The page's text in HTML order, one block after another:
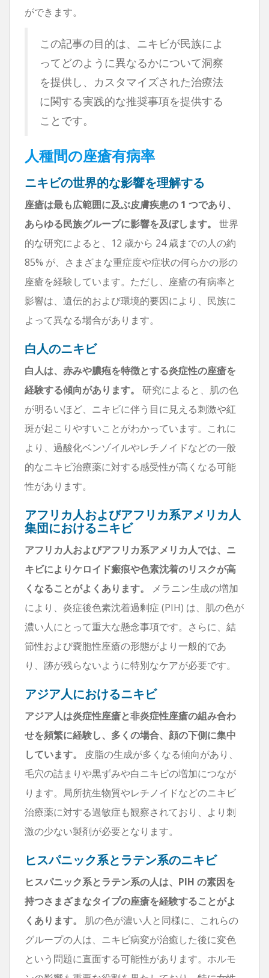
ができます。
この記事の目的は、ニキビが民族によ
ってどのように異なるかについて洞察
を提供し、カスタマイズされた治療法
に関する実践的な推奨事項を提供する
ことです。
人種間の座瘡有病率
ニキビの世界的な影響を理解する
座瘡は最も広範囲に及ぶ皮膚疾患の 1 つであり、
あらゆる民族グループに影響を及ぼします。
世界
的な研究によると、12 歳から 24 歳までの人の約
85% が、さまざまな重症度や症状の何らかの形の
座瘡を経験しています。ただし、座瘡の有病率と
影響は、遺伝的および環境的要因により、民族に
よって異なる場合があります。
白人のニキビ
白人は、赤みや膿疱を特徴とする炎症性の座瘡を
経験する傾向があります。
研究によると、肌の色
が明るいほど、ニキビに伴う目に見える刺激や紅
斑が起こりやすいことがわかっています。これに
より、過酸化ベンゾイルやレチノイドなどの一般
的なニキビ治療薬に対する感受性が高くなる可能
性があります。
アフリカ人およびアフリカ系アメリカ人
集団におけるニキビ
アフリカ人およびアフリカ系アメリカ人では、ニ
キビによりケロイド瘢痕や色素沈着のリスクが高
くなることがよくあります。
メラニン生成の増加
により、炎症後色素沈着過剰症 (PIH) は、肌の色が
濃い人にとって重大な懸念事項です。さらに、結
節性および嚢胞性座瘡の形態がより一般的であ
り、跡が残らないように特別なケアが必要です。
アジア人におけるニキビ
アジア人は炎症性座瘡と非炎症性座瘡の組み合わ
せを頻繁に経験し、多くの場合、顔の下側に集中
しています。
皮脂の生成が多くなる傾向があり、
毛穴の詰まりや黒ずみや白ニキビの増加につなが
ります。局所抗生物質やレチノイドなどのニキビ
治療薬に対する過敏症も観察されており、より刺
激の少ない製剤が必要となります。
ヒスパニック系とラテン系のニキビ
ヒスパニック系とラテン系の人は、PIH の素因を
持つさまざまなタイプの座瘡を経験することがよ
くあります。
肌の色が濃い人と同様に、これらの
グループの人は、ニキビ病変が治癒した後に変色
という問題に直面する可能性があります。ホルモ